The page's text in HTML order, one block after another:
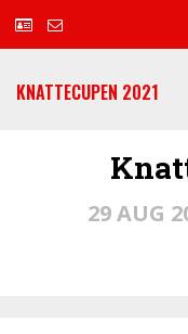
KNATTECUPEN 2021
29 AUG